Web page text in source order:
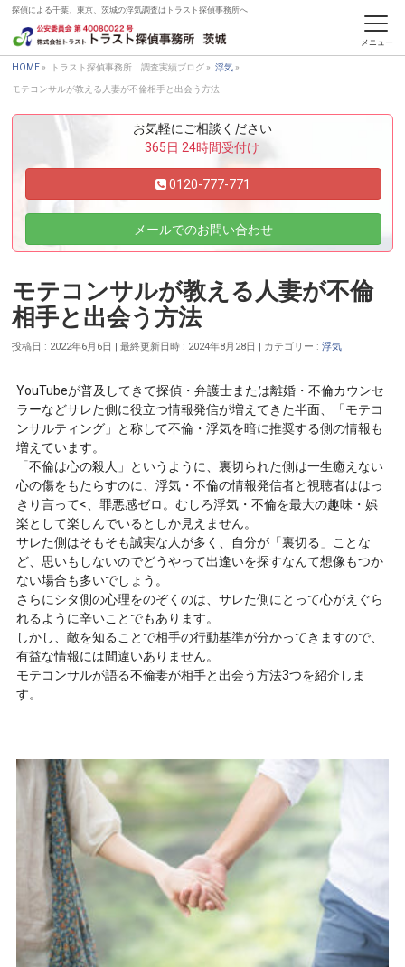
探偵による千葉、東京、茨城の浮気調査はトラスト探偵事務所へ
トラスト探偵事務所 調査実績ブログ
HOME » トラスト探偵事務所 調査実績ブログ » 浮気 »
モテコンサルが教える人妻が不倫相手と出会う方法
お気軽にご相談ください
365日 24時間受付け
0120-777-771
メールでのお問い合わせ
モテコンサルが教える人妻が不倫
相手と出会う方法
投稿日 : 2022年6月6日 最終更新日時 : 2024年8月28日 カテゴリー :浮気
YouTubeが普及してきて探偵・弁護士または離婚・不倫カウンセ
ラーなどサレた側に役立つ情報発信が増えてきた半面、「モテコ
ンサルティング」と称して不倫・浮気を暗に推奨する側の情報も
増えています。
「不倫は心の殺人」というように、裏切られた側は一生癒えない
心の傷をもたらすのに、浮気・不倫の情報発信者と視聴者ははっ
きり言って<、罪悪感ゼロ。むしろ浮気・不倫を最大の趣味・娯
楽として楽しんでいるとしか見えません。
サレた側はそもそも誠実な人が多く、自分が「裏切る」ことな
ど、思いもしないのでどうやって出逢いを探すなんて想像もつか
ない場合も多いでしょう。
さらにシタ側の心理をのぞくのは、サレた側にとって心がえぐら
れるように辛いことでもあります。
しかし、敵を知ることで相手の行動基準が分かってきますので、
有益な情報には間違いありません。
モテコンサルが語る不倫妻が相手と出会う方法3つを紹介しま
す。